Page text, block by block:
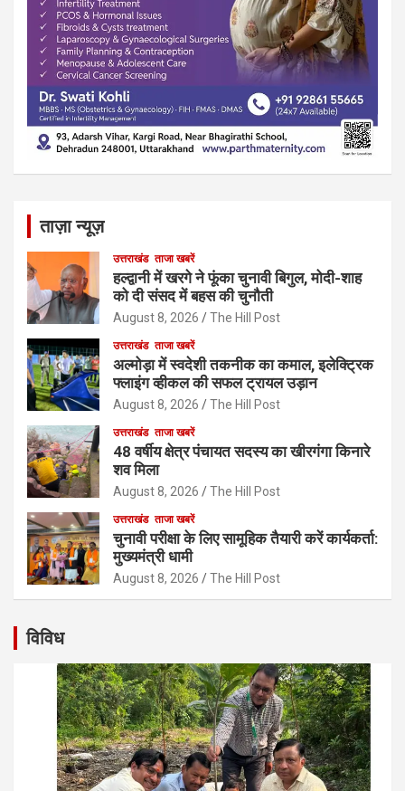
ताज़ा न्यूज़
उत्तराखंड ताजा खबरें
हल्द्वानी में खरगे ने फूंका चुनावी बिगुल, मोदी-शाह
को दी संसद में बहस की चुनौती
August 8, 2026 The Hill Post
उत्तराखंड ताजा खबरें
अल्मोड़ा में स्वदेशी तकनीक का कमाल, इलेक्ट्रिक
फ्लाइंग व्हीकल की सफल ट्रायल उड़ान
August 8, 2026 The Hill Post
उत्तराखंड ताजा खबरें
48 वर्षीय क्षेत्र पंचायत सदस्य का खीरगंगा किनारे
शव मिला
August 8, 2026 The Hill Post
उत्तराखंड ताजा खबरें
चुनावी परीक्षा के लिए सामूहिक तैयारी करें कार्यकर्ता:
मुख्यमंत्री धामी
August 8, 2026 The Hill Post
विविध